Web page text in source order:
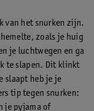
van het snurken zijn.
zoals je huig
je luchtwegen en ga
te slapen. Dit klinkt
slaapt heb je je
tip tegen snurken:
je pyjama of